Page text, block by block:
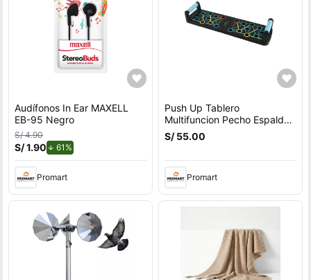
Audífonos In Ear MAXELL
EB-95 Negro
S/ 4.90
S/ 1.90 61%
Promart
Push Up Tablero
Multifuncion Pecho Espalda
Hombros Triceps
S/ 55.00
Promart